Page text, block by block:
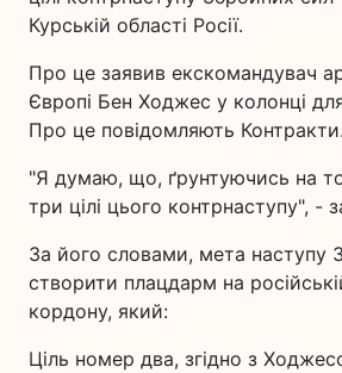
Курській області Росії.
Про це заявив екскомандувач
Європі Бен Ходжес у колонці
Про це повідомляють
"Я думаю, що, ґрунтуючись на
три цілі цього контрнаступу", -
За його словами, мета
створити плацдарм на
кордону, який:
Ціль номер два, згідно з